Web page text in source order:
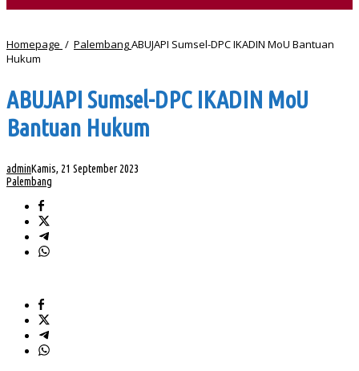
Homepage / PalembangABUJAPI Sumsel-DPC IKADIN MoU Bantuan
Hukum
ABUJAPI Sumsel-DPC IKADIN MoU
Bantuan Hukum
adminKamis, 21 September 2023
Palembang